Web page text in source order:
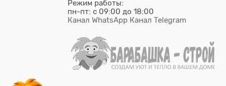
Режим работы:
пн-пт: c 09:00 до 18:00
Канал WhatsApp Канал Telegram